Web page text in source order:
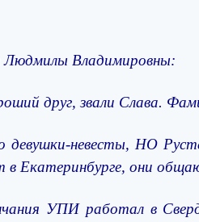
Владимировны:
друг, звали Слава.
невесты, НО
в Екатеринбурге, они
УПИ работал в